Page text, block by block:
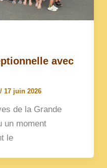
avec
/ 17 juin 2026
de la Grande
un moment
le